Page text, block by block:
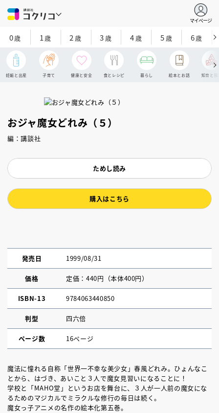
マイページ
0歳 1歳 2 歳 3歳 4歳 5歳 6歳
妊娠と出産 子育て 健康と安全 食とレシピ 暮らし 絵本とお話 知育と探
おジャ魔女どれみ（５）
編：講談社
ためし読み
購入はこちら
発売日 1999/08/31
価格 定価：440円（本体400円）
ISBN-13 9784063440850
判型 四六倍
ページ数 16ページ
魔法に憧れる自称「世界一不幸な美少女」春風どれみ。ひょんなこ
とから、はづき、あいこと３人で魔女見習いになることに！
学校と「MAHO堂」というお店を舞台に、３人が一人前の魔女にな
るためのマジカルでミラクルな修行の毎日は続く。
魔女っ子アニメの名作の絵本化第五巻。